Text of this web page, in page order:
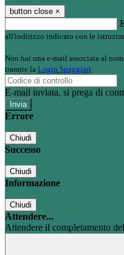
button close ×
all'indirizzo indicato con le
Non hai una e-mail associata al
tramite la Login Spaggiari
E-mail inviata, si prega di
Errore
Chiudi
Successo
Chiudi
Informazione
Chiudi
Attendere...
Attendere il completamento